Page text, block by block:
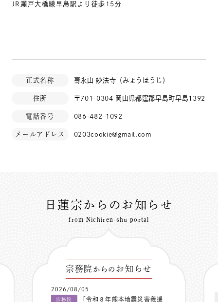
JR瀬戸大橋線早島駅より徒歩15分
正式名称 壽永山 妙法寺（みょうほうじ）
住所 〒701-0304 岡山県都窪郡早島町早島1392
電話番号 086-482-1092
メールアドレス 0203cookie@gmail.com
日蓮宗からのお知らせ
from Nichiren-shu portal
宗務院 からの お知らせ
2026/08/05
宗務院
「令和８年熊本地震災害義援